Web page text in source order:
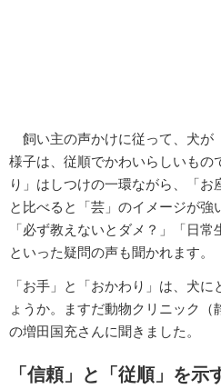
飼い主の声かけに従って、犬が
様子は、従順でかわいらしいもの
り」はしつけの一環ながら、「
と比べると「芸」のイメージが強
「必ず教えないとダメ？」「日
といった疑問の声も聞かれます。
「お手」と「おかわり」は、犬
ょうか。ますだ動物クリニック
の増田国充さんに聞きました。
「信頼」と「従順」を示